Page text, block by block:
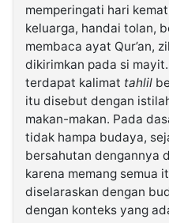
memperingati hari
keluarga, handai tolan,
membaca ayat Qur’an,
dikirimkan pada si
terdapat kalimat tahlil
itu disebut dengan
makan-makan. Pada
tidak hampa budaya,
bersahutan dengannya
karena memang semua
diselaraskan dengan
dengan konteks yang